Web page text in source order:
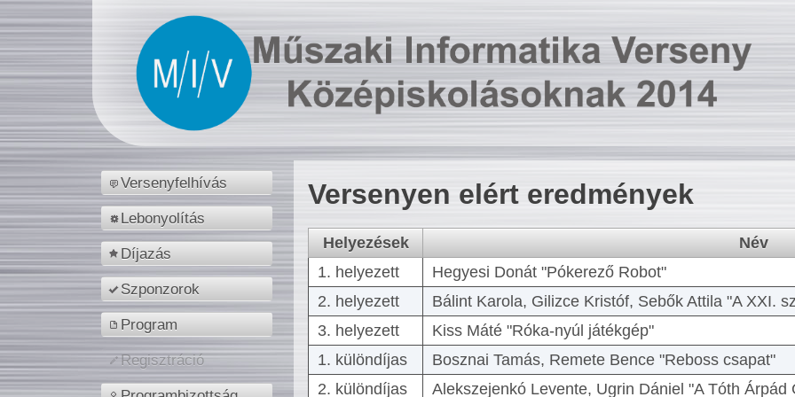
Versenyfelhívás
Lebonyolítás
Díjazás
Szponzorok
Program
Regisztráció
Versenyen elért eredmények
Helyezések
Név
1. helyezett
Hegyesi Donát "Pókerező Robot"
2. helyezett
Bálint Karola, Gilizce Kristóf, Sebők Attila "A XXI.
3. helyezett
Kiss Máté "Róka-nyúl játékgép"
1. különdíjas
Bosznai Tamás, Remete Bence "Reboss csapat"
2. különdíjas
Alekszejenkó Levente, Ugrin Dániel "A Tóth